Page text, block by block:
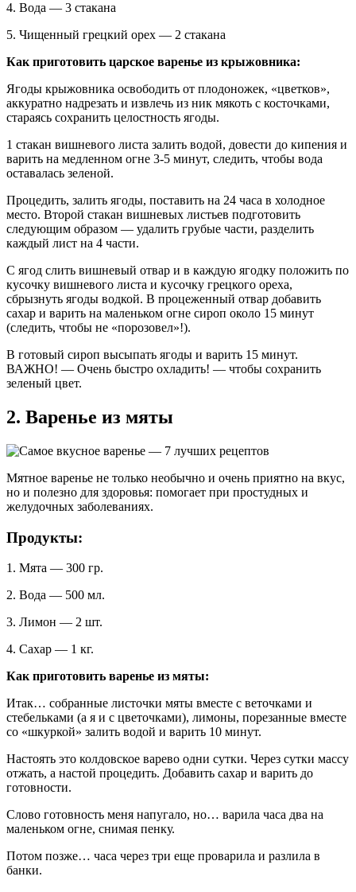
4. Вода — 3 стакана
5. Чищенный грецкий орех — 2 стакана
Как приготовить царское варенье из крыжовника:
Ягоды крыжовника освободить от плодоножек, «цветков»,
аккуратно надрезать и извлечь из ник мякоть с косточками,
стараясь сохранить целостность ягоды.
1 стакан вишневого листа залить водой, довести до кипения и
варить на медленном огне 3-5 минут, следить, чтобы вода
оставалась зеленой.
Процедить, залить ягоды, поставить на 24 часа в холодное
место. Второй стакан вишневых листьев подготовить
следующим образом — удалить грубые части, разделить
каждый лист на 4 части.
С ягод слить вишневый отвар и в каждую ягодку положить по
кусочку вишневого листа и кусочку грецкого ореха,
сбрызнуть ягоды водкой. В процеженный отвар добавить
сахар и варить на маленьком огне сироп около 15 минут
(следить, чтобы не «порозовел»!).
В готовый сироп высыпать ягоды и варить 15 минут.
ВАЖНО! — Очень быстро охладить! — чтобы сохранить
зеленый цвет.
2. Варенье из мяты
Мятное варенье не только необычно и очень приятно на вкус,
но и полезно для здоровья: помогает при простудных и
желудочных заболеваниях.
Продукты:
1. Мята — 300 гр.
2. Вода — 500 мл.
3. Лимон — 2 шт.
4. Сахар — 1 кг.
Как приготовить варенье из мяты:
Итак… собранные листочки мяты вместе с веточками и
стебельками (а я и с цветочками), лимоны, порезанные вместе
со «шкуркой» залить водой и варить 10 минут.
Настоять это колдовское варево одни сутки. Через сутки массу
отжать, а настой процедить. Добавить сахар и варить до
готовности.
Слово готовность меня напугало, но… варила часа два на
маленьком огне, снимая пенку.
Потом позже… часа через три еще проварила и разлила в
банки.